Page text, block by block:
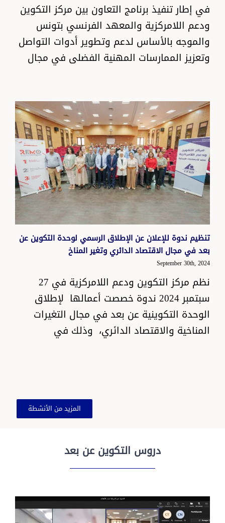
في إطار تنفيذ برنامج التعاون بين مركز التكوين
ودعم اللامركزية والمعهد الفرنسي بتونس
والموجه بالأساس لدعم وتطوير أدوات التواصل
وتعزيز الممارسات المهنية الفضلى في مجال
تنظيم ندوة للإعلان عن الإطلاق الرسمي لوحدة التكوين عن
بعد في مجال الاقتصاد الدائري وتغير المناخ
September 30th, 2024
نظم مركز التكوين ودعم اللامركزية في 27
سبتمبر 2024 ندوة خصصت أعمالها لإطلاق
الوحدة التكوينية عن بعد في مجال التغيرات
المناخية والاقتصاد الدائري، وذلك في
المزيد من الأنشطة
دروس التكوين عن بعد